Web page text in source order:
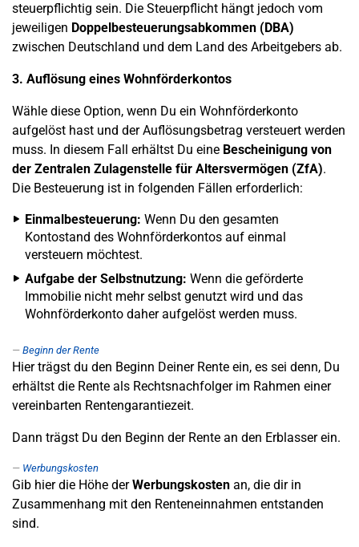
steuerpflichtig sein. Die Steuerpflicht hängt jedoch vom
jeweiligen Doppelbesteuerungsabkommen (DBA)
zwischen Deutschland und dem Land des Arbeitgebers ab.
3. Auflösung eines Wohnförderkontos
Wähle diese Option, wenn Du ein Wohnförderkonto
aufgelöst hast und der Auflösungsbetrag versteuert werden
muss. In diesem Fall erhältst Du eine Bescheinigung von
der Zentralen Zulagenstelle für Altersvermögen (ZfA).
Die Besteuerung ist in folgenden Fällen erforderlich:
Einmalbesteuerung: Wenn Du den gesamten
Kontostand des Wohnförderkontos auf einmal
versteuern möchtest.
Aufgabe der Selbstnutzung: Wenn die geförderte
Immobilie nicht mehr selbst genutzt wird und das
Wohnförderkonto daher aufgelöst werden muss.
Beginn der Rente
Hier trägst du den Beginn Deiner Rente ein, es sei denn, Du
erhältst die Rente als Rechtsnachfolger im Rahmen einer
vereinbarten Rentengarantiezeit.
Dann trägst Du den Beginn der Rente an den Erblasser ein.
Werbungskosten
Gib hier die Höhe derWerbungskosten an, die dir in
Zusammenhang mit den Renteneinnahmen entstanden
sind.